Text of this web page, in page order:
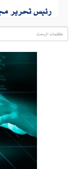
رئيس تحرير